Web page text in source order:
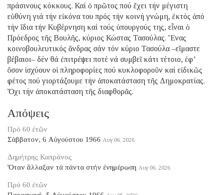
πράσινους κόκκους. Καί ὁ πρῶτος πού ἔχει τήν μέγιστη
εὐθύνη γιά τήν εἰκόνα του πρός τήν κοινή γνώμη, ἐκτός ἀπό
τήν ἴδια τήν Κυβέρνηση καί τούς ὑπουργούς της, εἶναι ὁ
Πρόεδρος τῆς Βουλῆς, κύριος Κώστας Τασούλας. Ἕνας
κοινοβουλευτικός ἄνδρας σάν τόν κύριο Τασούλα –εἴμαστε
βέβαιοι– δέν θά ἐπιτρέψει ποτέ νά συμβεῖ κάτι τέτοιο, ἐφ’
ὅσον ἰσχύουν οἱ πληροφορίες πού κυκλοφοροῦν καί εἰδικῶς
φέτος πού γιορτάζουμε τήν ἀποκατάσταση τῆς Δημοκρατίας.
Ὄχι τήν ἀποκατάσταση τῆς διαφθορᾶς.
Απόψεις
Πρό 60 ἐτῶν
Σάββατον, 6 Αὐγούστου 1966 Αυγ 06, 2026
Δημήτρης Καπράνος
Ὅταν ἄλλαξαν τά πάντα στήν ἐνημέρωση Αυγ 06, 2026
Πρό 60 ἐτῶν